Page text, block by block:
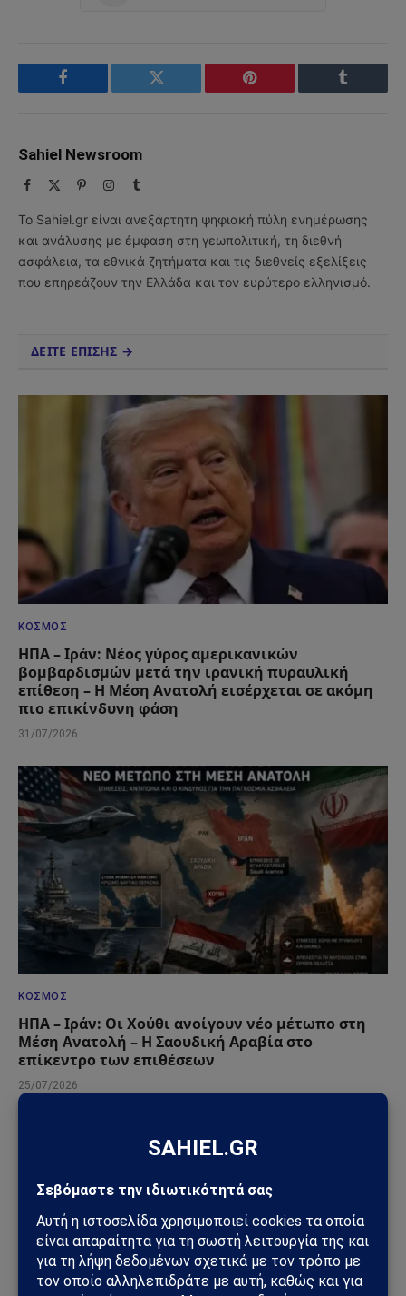
Facebook Twitter Pinterest Tumblr
Sahiel Newsroom
Facebook PinterestInstagram
Tumblr
Το Sahiel.gr είναι ανεξάρτητη ψηφιακή πύλη ενημέρωσης
και ανάλυσης με έμφαση στη γεωπολιτική, τη διεθνή
ασφάλεια, τα εθνικά ζητήματα και τις διεθνείς εξελίξεις
που επηρεάζουν την Ελλάδα και τον ευρύτερο ελληνισμό.
ΔΕΙΤΕ ΕΠΙΣΗΣ →
ΚΌΣΜΟΣ
ΗΠΑ – Ιράν: Νέος γύρος αμερικανικών
βομβαρδισμών μετά την ιρανική πυραυλική
επίθεση – Η Μέση Ανατολή εισέρχεται σε ακόμη
πιο επικίνδυνη φάση
31/07/2026
ΚΌΣΜΟΣ
ΗΠΑ – Ιράν: Οι Χούθι ανοίγουν νέο μέτωπο στη
Μέση Ανατολή – Η Σαουδική Αραβία στο
επίκεντρο των επιθέσεων
25/07/2026